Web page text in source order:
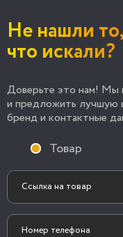
Не нашли то,
что искали?
Доверьте это нам! Мы
и предложить лучшую
бренд и контактные
Товар